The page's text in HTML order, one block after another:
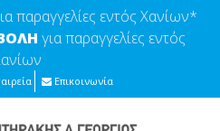
παραγγελίες εντός Χανίων*
για παραγγελίες εντός
Επικοινωνία